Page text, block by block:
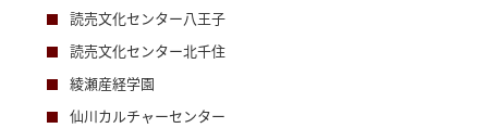
読売文化センター八王子
読売文化センター北千住
綾瀬産経学園
仙川カルチャーセンター